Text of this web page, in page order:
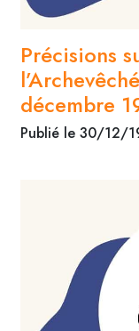
Précisions
décembre
Publié le 30/12/